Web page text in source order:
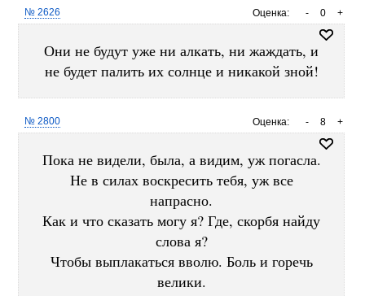
Оценка: +
0
-
№ 2626
Они не будут уже ни алкать, ни жаждать, и
не будет палить их солнце и никакой зной!
Оценка: +
8
-
№ 2800
Пока не видели, была, а видим, уж погасла.
Не в силах воскресить тебя, уж все
напрасно.
Как и что сказать могу я? Где, скорбя найду
слова я?
Чтобы выплакаться вволю. Боль и горечь
велики.